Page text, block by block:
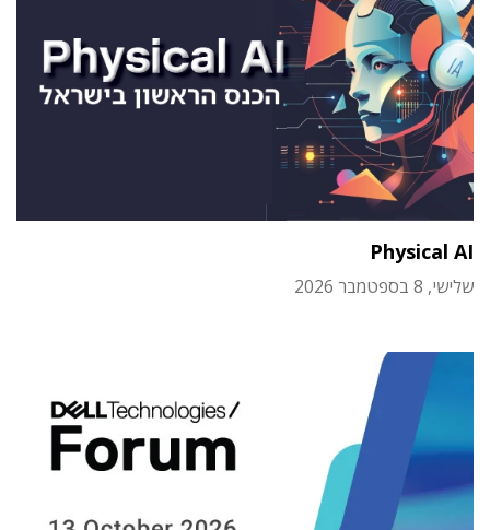
Physical AI
שלישי, 8 בספטמבר 2026